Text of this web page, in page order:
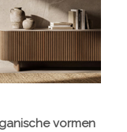
vormen